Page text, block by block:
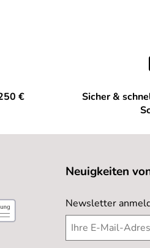
€
Sicher &
Neuigkeiten
Newsletter